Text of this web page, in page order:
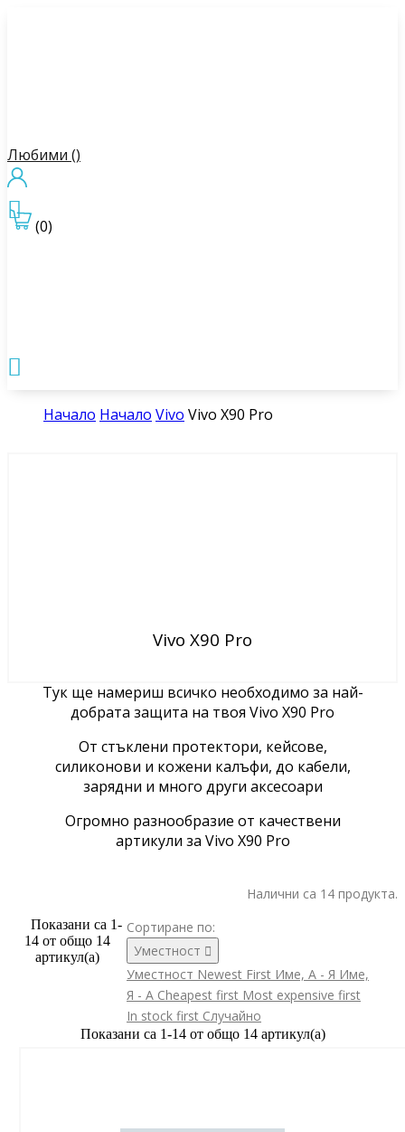
Любими ()
(0)


Начало Начало Vivo Vivo X90 Pro
Vivo X90 Pro
Тук ще намериш всичко необходимо за най-
добрата защита на твоя Vivo X90 Pro
От стъклени протектори, кейсове,
силиконови и кожени калъфи, до кабели,
зарядни и много други аксесоари
Огромно разнообразие от качествени
артикули за Vivo X90 Pro
Налични са 14 продукта.
Сортиране по:
Уместност 
Уместност Newest First Име, А - Я Име,
Я - А Cheapest first Most expensive first
In stock first Случайно
Показани са 1-14 от общо 14 артикул(а)
Показани са 1-
14 от общо 14
артикул(а)